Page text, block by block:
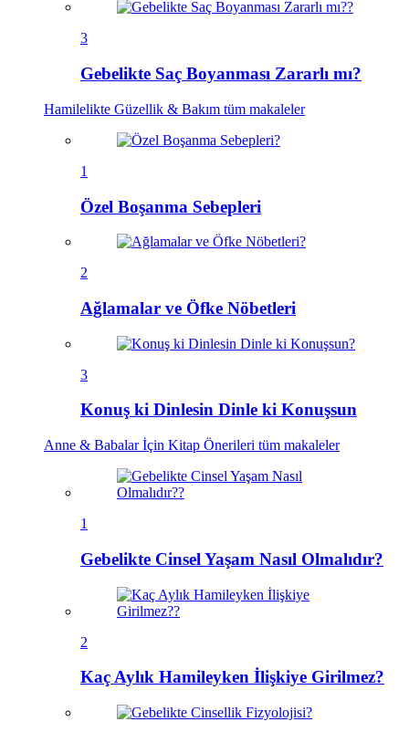
3
Gebelikte Saç Boyanması Zararlı mı?
Hamilelikte Güzellik & Bakım tüm makaleler
1
Özel Boşanma Sebepleri
2
Ağlamalar ve Öfke Nöbetleri
3
Konuş ki Dinlesin Dinle ki Konuşsun
Anne & Babalar İçin Kitap Önerileri tüm makaleler
1
Gebelikte Cinsel Yaşam Nasıl Olmalıdır?
2
Kaç Aylık Hamileyken İlişkiye Girilmez?